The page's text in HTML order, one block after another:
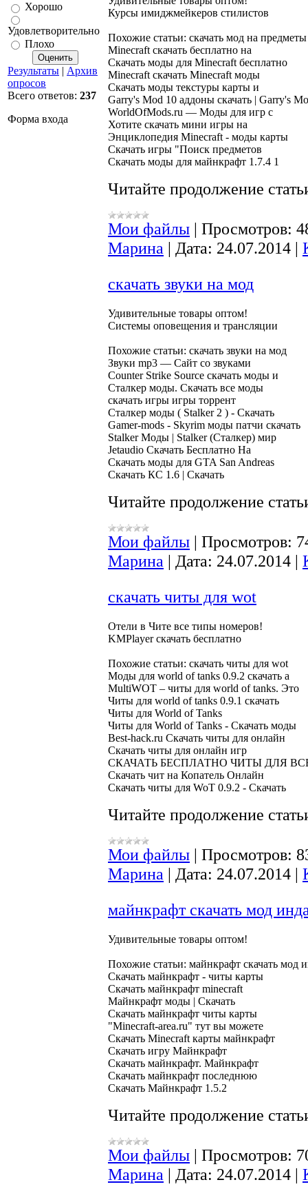
Хорошо
Удовлетворительно
Плохо
Результаты | Архив
опросов
Всего ответов: 237
Форма входа
Похожие статьи: скачать мод на предметы
Minecraft скачать бесплатно на
Скачать моды для Minecraft бесплатно
Minecraft скачать Minecraft моды
Скачать моды текстуры карты и
Garry's Mod 10 аддоны скачать | Garry's
WorldOfMods.ru — Моды для игр с
Хотите скачать мини игры на
Энциклопедия Minecraft - моды карты
Скачать игры "Поиск предметов
Читайте продолжение
Мои файлы | Просмотров:
Марина | Дата: 24.07.2014 |
скачать звуки на мод
Удивительные товары оптом!
Похожие статьи: скачать звуки на мод
Звуки mp3 — Сайт со звуками
Counter Strike Source скачать моды и
Сталкер моды. Скачать все моды
скачать игры игры торрент
Сталкер моды ( Stalker 2 ) - Скачать
Gamer-mods - Skyrim моды патчи скачать
Stalker Моды | Stalker (Сталкер) мир
Jetaudio Скачать Бесплатно На
Скачать моды для GTA San Andreas
Читайте продолжение
Мои файлы | Просмотров:
Марина | Дата: 24.07.2014 |
скачать читы для wot
Oтели в Чите все типы номеров!
Похожие статьи: скачать читы для wot
Моды для world of tanks 0.9.2 скачать а
MultiWOT – читы для world of tanks. Это
Читы для world of tanks 0.9.1 скачать
Читы для World of Tanks
Читы для World of Tanks - Скачать моды
Best-hack.ru Скачать читы для онлайн
Скачать читы для онлайн игр
СКАЧАТЬ БЕСПЛАТНО ЧИТЫ ДЛЯ
Скачать чит на Копатель Онлайн
Читайте продолжение
Мои файлы | Просмотров:
Марина | Дата: 24.07.2014 |
майнкрафт скачать мод
Похожие статьи: майнкрафт скачать мод
Скачать майнкрафт - читы карты
Скачать майнкрафт minecraft
Майнкрафт моды | Скачать
Скачать майнкрафт читы карты
"Minecraft-area.ru" тут вы можете
Скачать Minecraft карты майнкрафт
Скачать игру Майнкрафт
Скачать майнкрафт. Майнкрафт
Скачать майнкрафт последнюю
Читайте продолжение
Мои файлы | Просмотров:
Марина | Дата: 24.07.2014 |